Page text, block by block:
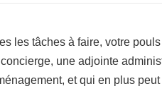
les tâches à faire, votre
une adjointe
et qui en plus